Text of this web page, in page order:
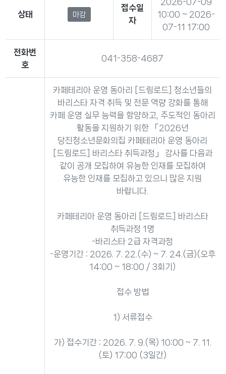
상태 마감
접수일
자
10:00 ~ 2026-
07-11 17:00
전화번
호
041-358-4687
카페테리아 운영 동아리 [드림로드] 청소년들의
바리스타 자격 취득 및 전문 역량 강화를 통해
카페 운영 실무 능력을 함양하고, 주도적인 동아리
활동을 지원하기 위한 「2026년
당진청소년문화의집 카페테리아 운영 동아리
[드림로드] 바리스타 취득과정」 강사를 다음과
같이 공개 모집하여 유능한 인재를 모집하여
유능한 인재를 모집하고 있으니 많은 지원
바랍니다.
카페테리아 운영 동아리 [드림로드] 바리스타
취득과정 1명
-바리스타 2급 자격과정
-운영기간 : 2026. 7. 22.(수) ~ 7. 24.(금)(오후
14:00 ~ 18:00 / 3회기)
접수 방법
1) 서류접수
가) 접수기간 : 2026. 7. 9.(목) 10:00 ~ 7. 11.
(토) 17:00 (3일간)